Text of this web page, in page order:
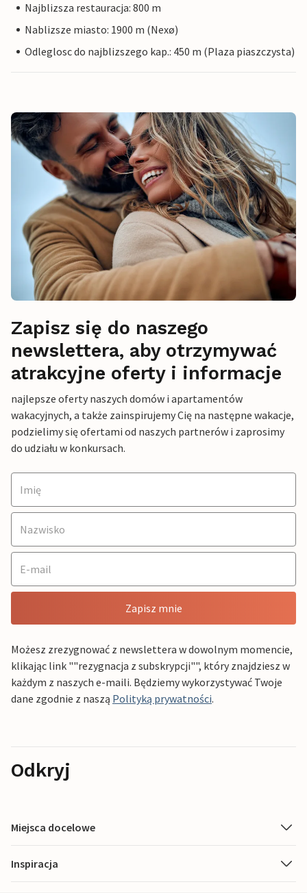
Najblizsza restauracja: 800 m
Nablizsze miasto: 1900 m (Nexø)
Odleglosc do najblizszego kap.: 450 m (Plaza piaszczysta)
Zapisz się do naszego
newslettera, aby otrzymywać
atrakcyjne oferty i informacje
najlepsze oferty naszych domów i apartamentów
wakacyjnych, a także zainspirujemy Cię na następne wakacje,
podzielimy się ofertami od naszych partnerów i zaprosimy
do udziału w konkursach.
Zapisz mnie
Możesz zrezygnować z newslettera w dowolnym momencie,
klikając link ""rezygnacja z subskrypcji"", który znajdziesz w
każdym z naszych e-maili. Będziemy wykorzystywać Twoje
dane zgodnie z naszą Polityką prywatności.
Odkryj
Miejsca docelowe
Inspiracja